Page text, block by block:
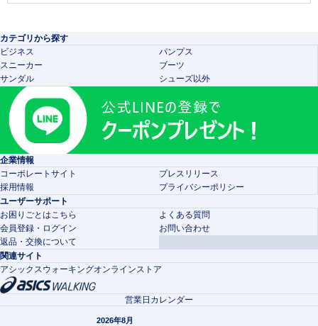
カテゴリから探す
ビジネス
パンプス
スニーカー
ブーツ
サンダル
シューズ以外
企業情報
コーポレートサイト
プレスリリース
採用情報
プライバシーポリシー
ユーザーサポート
お困りごとはこちら
よくある質問
会員登録・ログイン
お問い合わせ
返品・交換について
関連サイト
アシックスウォーキングオンラインストア
営業日カレンダー
2026年8月